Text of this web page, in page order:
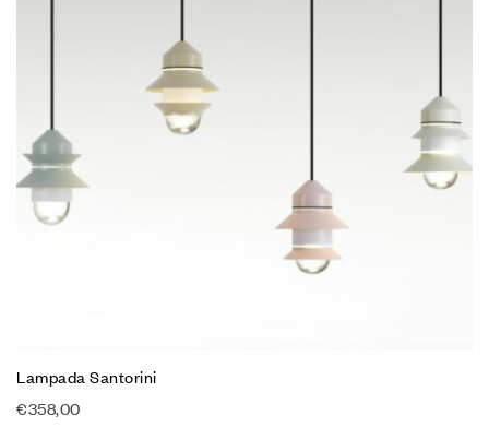
Lampada Santorini
€358,00